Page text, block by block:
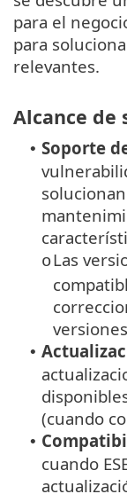
para el
para
relevantes.
Alcance de
• Soporte
oLas
•
(cuando
•
cuando